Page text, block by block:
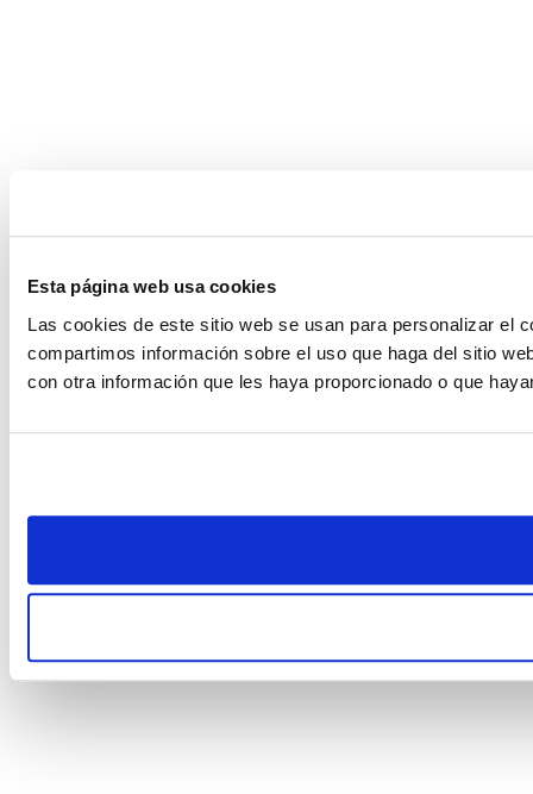
Esta página web usa cookies
Las cookies de este sitio web se usan para personalizar el
compartimos información sobre el uso que haga del sitio
con otra información que les haya proporcionado o que